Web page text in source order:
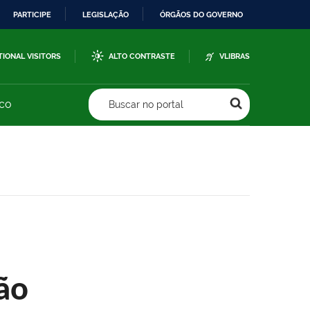
PARTICIPE LEGISLAÇÃO ÓRGÃOS DO GOVERNO
VISITORS ALTO CONTRASTE VLIBRAS
Buscar no portal